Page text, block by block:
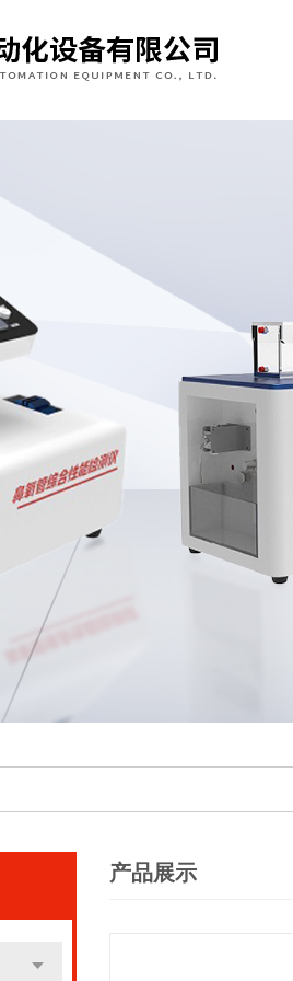
产品展示